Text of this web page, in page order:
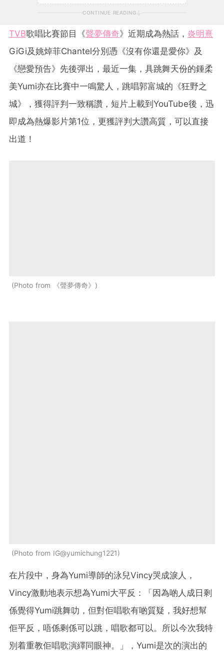
CONTINUE READING
TVB歌唱比賽節目《聲夢傳奇》近期成為熱話， 炎明熹
GiGi及姚焯菲Chantel分別憑《沒有你還是愛你》及
《戀愛預告》先後彈出，最近一集，具跳舞天份的鍾柔
美Yumi亦在比賽中一鳴驚人，跳唱郭富城的《狂野之
城》，獲得評判一致稱讚，短片上載到YouTube後，迅
即成為熱爆影片第1位，更獲評判大讚高質，可以直接
出道！
Photo from 《聲夢傳奇》
Photo from IG@yumichung1221
在片段中，身為Yumi導師的泳兒Vincy哭成淚人，
Vincy激動地表示想為Yumi大平反：「因為啲人成日剩
係覺得Yumi跳舞叻，但對佢唱歌有啲質疑，我好想幫
佢平反，唔係剩係可以跳，唱歌都可以。所以今次我特
別着重教佢唱歌演繹同眼神。」，Yumi是次的演出的